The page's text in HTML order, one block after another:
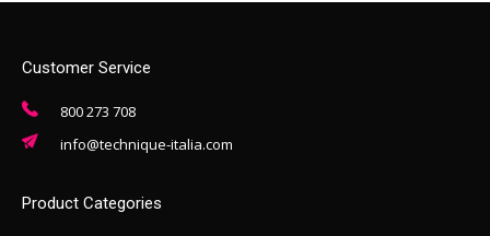
Customer Service
800 273 708
info@technique-italia.com
Product Categories